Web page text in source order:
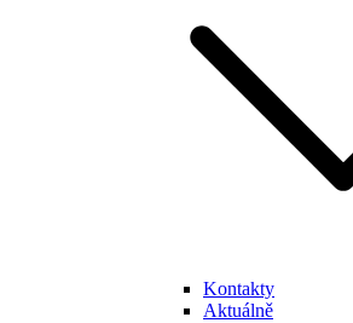
Kontakty
Aktuálně